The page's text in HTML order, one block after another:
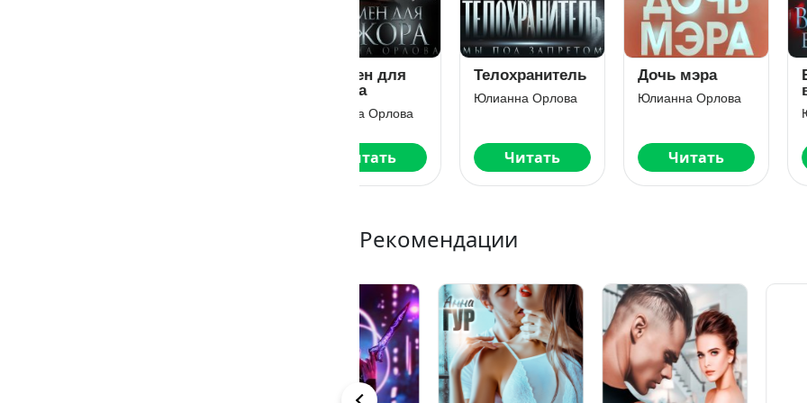
Телохранитель
Юлианна Орлова
Читать
Дочь мэра
Юлианна Орлова
Читать
В оковах его
Юлианна
Читать
Рекомендации